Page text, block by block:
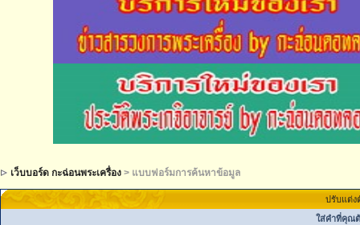
เว็บบอร์ด กะฉ่อนพระเครื่อง > แบบฟอร์มการค้นหาข้อมูล
ปรับแต่ง
ใส่คำที่คุณ